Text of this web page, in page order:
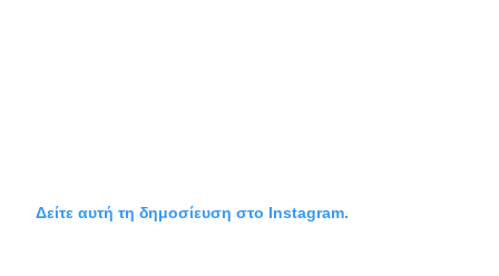
Δείτε αυτή τη δημοσίευση στο Instagram.